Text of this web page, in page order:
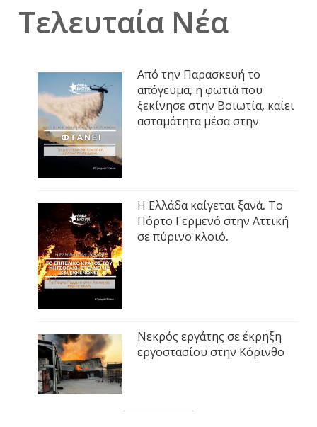
Τελευταία Νέα
Από την Παρασκευή το
απόγευμα, η φωτιά που
ξεκίνησε στην Βοιωτία, καίει
ασταμάτητα μέσα στην
Η Ελλάδα καίγεται ξανά. Το
Πόρτο Γερμενό στην Αττική
σε πύρινο κλοιό.
Νεκρός εργάτης σε έκρηξη
εργοστασίου στην Κόρινθο